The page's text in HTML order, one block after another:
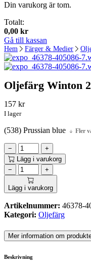
Din varukorg är tom.
Totalt:
0,00 kr
Gå till kassan
Hem Färger & Medier
Oljefärg Winton
157 kr
I lager
(538) Prussian blue Fler
−
+
Lägg i varukorg
−
+
Lägg i varukorg
Artikelnummer: 46378-
Kategori: Oljefärg
Mer information om
Beskrivning